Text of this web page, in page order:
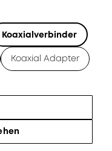
Koaxialverbinder
Koaxial Adapter